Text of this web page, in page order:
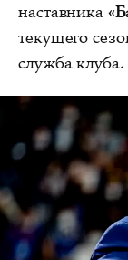
наставника
текущего
служба клуба.